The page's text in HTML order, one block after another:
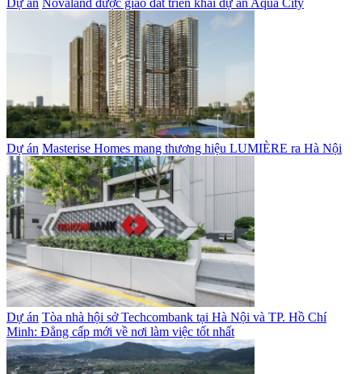
Dự án Novaland được giao đất triển khai dự án Aqua City
Dự án Masterise Homes mang thương hiệu LUMIÈRE ra Hà Nội
Dự án Tòa nhà hội sở Techcombank tại Hà Nội và TP. Hồ Chí
Minh: Đẳng cấp mới về nơi làm việc tốt nhất